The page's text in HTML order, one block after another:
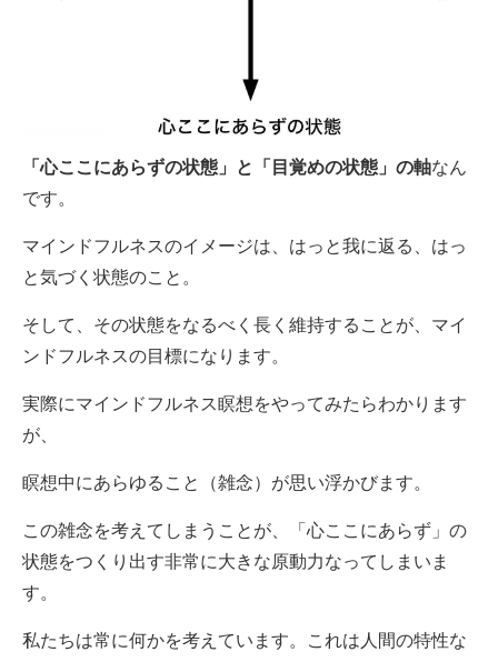
「心ここにあらずの状態」と「目覚めの状態」の軸なん
です。
マインドフルネスのイメージは、はっと我に返る、はっ
と気づく状態のこと。
そして、その状態をなるべく長く維持することが、マイ
ンドフルネスの目標になります。
実際にマインドフルネス瞑想をやってみたらわかります
が、
瞑想中にあらゆること（雑念）が思い浮かびます。
この雑念を考えてしまうことが、「心ここにあらず」の
状態をつくり出す非常に大きな原動力なってしまいま
す。
私たちは常に何かを考えています。これは人間の特性な